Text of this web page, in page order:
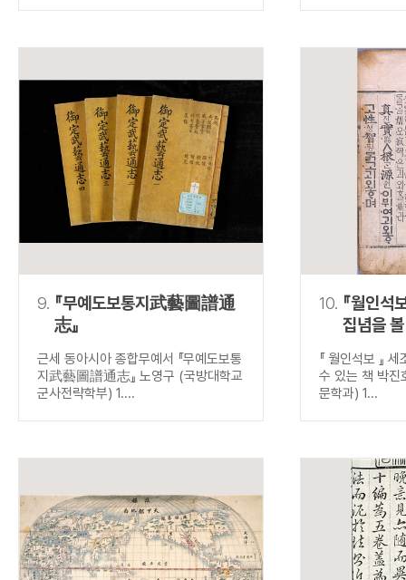
9. 『무예도보통지武藝圖譜通
志』
근세 동아시아 종합무예서 『무예도보통
지武藝圖譜通志』 노영구 (국방대학교
군사전략학부) 1....
10. 『월인석
집념을
『 월인석보 』
수 있는 책 박진
문학과) 1...